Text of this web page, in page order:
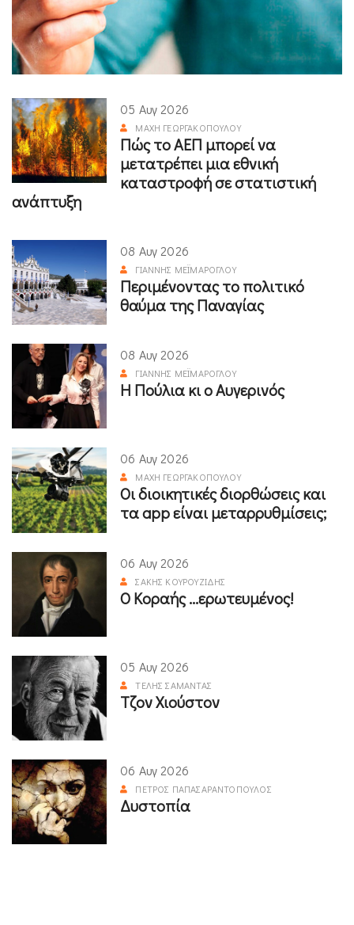
05 Αυγ 2026
ΜΆΧΗ ΓΕΩΡΓΑΚΟΠΟΎΛΟΥ
Πώς το ΑΕΠ μπορεί να
μετατρέπει μια εθνική
καταστροφή σε στατιστική
ανάπτυξη
08 Αυγ 2026
ΓΙΆΝΝΗΣ ΜΕΪΜΆΡΟΓΛΟΥ
Περιμένοντας το πολιτικό
θαύμα της Παναγίας
08 Αυγ 2026
ΓΙΆΝΝΗΣ ΜΕΪΜΆΡΟΓΛΟΥ
Η Πούλια κι ο Αυγερινός
06 Αυγ 2026
ΜΆΧΗ ΓΕΩΡΓΑΚΟΠΟΎΛΟΥ
Οι διοικητικές διορθώσεις και
τα app είναι μεταρρυθμίσεις;
06 Αυγ 2026
ΣΆΚΗΣ ΚΟΥΡΟΥΖΊΔΗΣ
Ο Κοραής ...ερωτευμένος!
05 Αυγ 2026
ΤΈΛΗΣ ΣΑΜΑΝΤΆΣ
Τζον Χιούστον
06 Αυγ 2026
ΠΈΤΡΟΣ ΠΑΠΑΣΑΡΑΝΤΌΠΟΥΛΟΣ
Δυστοπία